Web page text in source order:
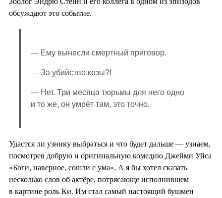
обсуждают это событие.
— Ему вынесли смертный приговор.
— За убийство козы?!
— Нет. Три месяца тюрьмы для него одно
и то же, он умрёт там, это точно.
Удастся ли узнику выбраться и что будет дальше — узнаем,
посмотрев добрую и оригинальную комедию Джейми Уйса
«Боги, наверное, сошли с ума». А я бы хотел сказать
несколько слов об актёре, потрясающе исполнившем
в картине роль Ки. Им стал самый настоящий бушмен